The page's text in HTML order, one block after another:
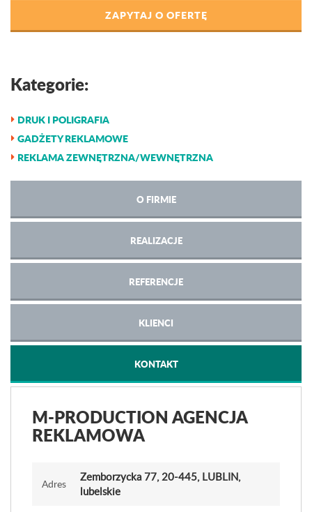
ZAPYTAJ O OFERTĘ
Kategorie:
DRUK I POLIGRAFIA
GADŻETY REKLAMOWE
REKLAMA ZEWNĘTRZNA/WEWNĘTRZNA
O FIRMIE
REALIZACJE
REFERENCJE
KLIENCI
KONTAKT
M-PRODUCTION AGENCJA
REKLAMOWA
Adres
Zemborzycka 77, 20-445, LUBLIN,
lubelskie